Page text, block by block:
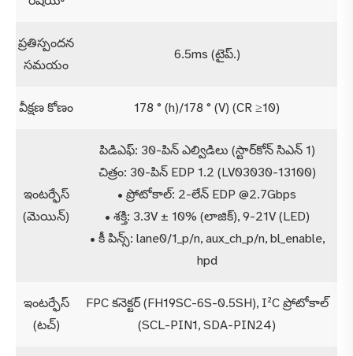
ప్రతిస్పందన
సమయం
6.5ms (టైప్.)
వీక్షణ కోణం 178 ° (h)/178 ° (V) (CR ≥10)
ఇంటర్ఫేస్
(మెయిన్)
పిడిఎఫ్: 30-పిన్ ఎల్విడిలు (స్టార్‌కోన్ సిఎన్ 1)
చిత్రం: 30-పిన్ EDP 1.2 (LV03030-13100)
• ప్రోటోకాల్: 2-లేన్ EDP @2.7Gbps
• శక్తి: 3.3V ± 10% (లాజిక్), 9-21V (LED)
• కీ పిన్స్: lane0/1_p/n, aux_ch_p/n, bl_enable,
hpd
ఇంటర్ఫేస్
(టచ్)
FPC కనెక్టర్ (FH19SC-6S-0.5SH), I²C ప్రోటోకాల్
(SCL-PIN1, SDA-PIN24)